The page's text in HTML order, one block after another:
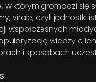
w którym gromadzi się
virale, czyli jednostki
współczesnych
wiedzy o ich
i sposobach